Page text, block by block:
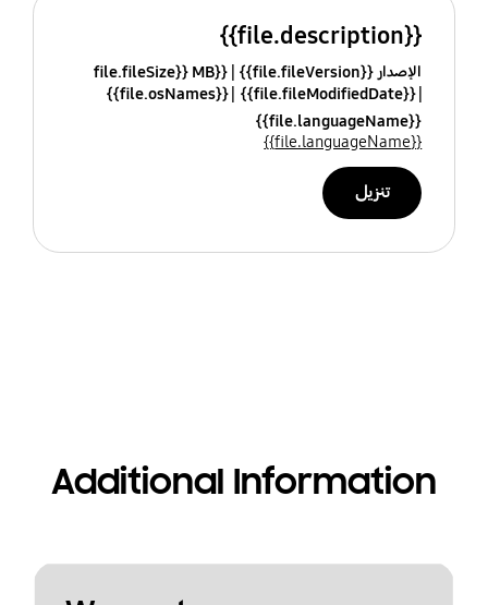
{{file.description}}
الإصدار {{file.fileVersion}}
{{file.fileSize}} MB
{{file.fileModifiedDate}}
{{file.osNames}}
{{file.languageName}}
{{file.languageName}}
تنزيل
Additional Information